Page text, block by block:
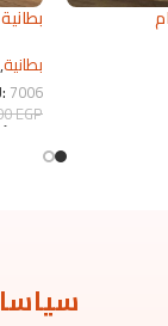
بطانية,
7006
EGP
تحديد